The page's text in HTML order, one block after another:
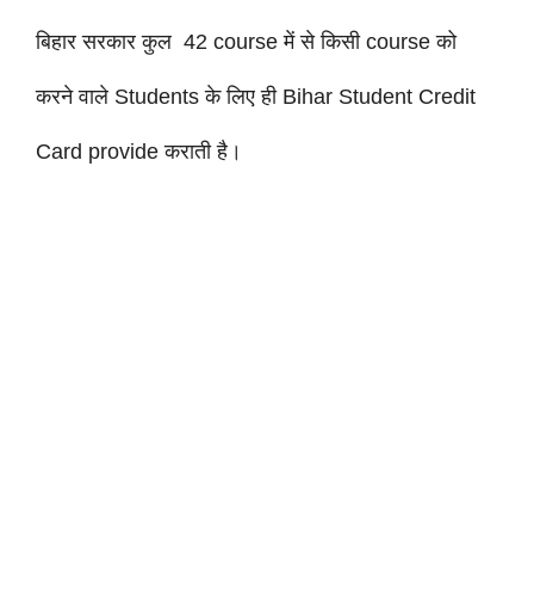
बिहार सरकार कुल 42 course में से किसी course को
करने वाले Students के लिए ही Bihar Student Credit
Card provide कराती है।